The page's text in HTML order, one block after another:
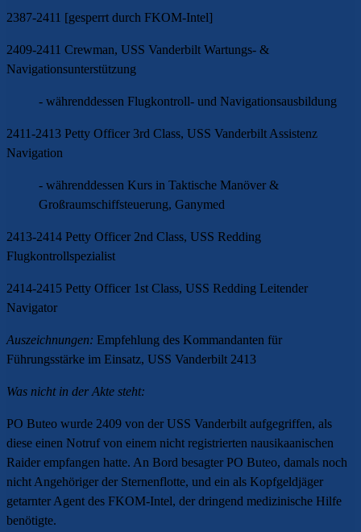
2387-2411 [gesperrt durch FKOM-Intel]
2409-2411 Crewman, USS Vanderbilt Wartungs- &
Navigationsunterstützung
- währenddessen Flugkontroll- und Navigationsausbildung
2411-2413 Petty Officer 3rd Class, USS Vanderbilt Assistenz
Navigation
- währenddessen Kurs in Taktische Manöver &
Großraumschiffsteuerung, Ganymed
2413-2414 Petty Officer 2nd Class, USS Redding
Flugkontrollspezialist
2414-2415 Petty Officer 1st Class, USS Redding Leitender
Navigator
Auszeichnungen: Empfehlung des Kommandanten für
Führungsstärke im Einsatz, USS Vanderbilt 2413
Was nicht in der Akte steht:
PO Buteo wurde 2409 von der USS Vanderbilt aufgegriffen, als
diese einen Notruf von einem nicht registrierten nausikaanischen
Raider empfangen hatte. An Bord besagter PO Buteo, damals noch
nicht Angehöriger der Sternenflotte, und ein als Kopfgeldjäger
getarnter Agent des FKOM-Intel, der dringend medizinische Hilfe
benötigte.